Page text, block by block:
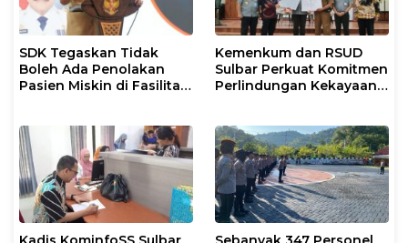
SDK Tegaskan Tidak
Boleh Ada Penolakan
Pasien Miskin di Fasilitas
Kemenkum dan RSUD
Sulbar Perkuat Komitmen
Perlindungan Kekayaan